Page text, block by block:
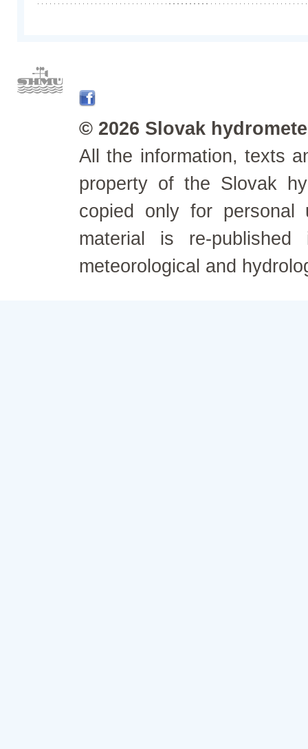
© 2026 Slovak
All the information, texts
property of the Slovak
copied only for personal
material is re-
meteorological and